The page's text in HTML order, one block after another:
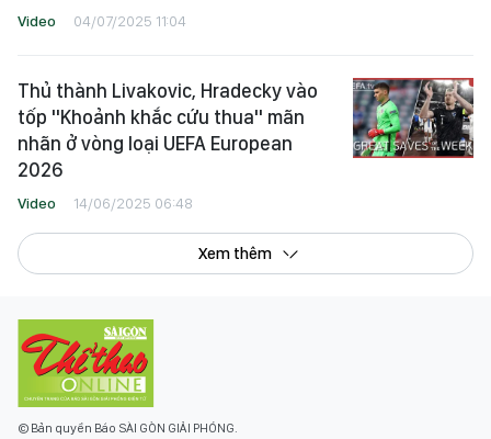
Video 04/07/2025 11:04
Thủ thành Livakovic, Hradecky vào
tốp "Khoảnh khắc cứu thua" mãn
nhãn ở vòng loại UEFA European
2026
Video 14/06/2025 06:48
Xem thêm
© Bản quyền Báo SÀI GÒN GIẢI PHÓNG.